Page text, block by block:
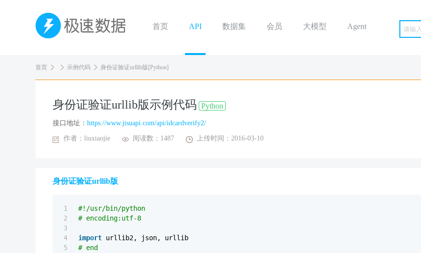
首页 API 数据集 会员 大模型 Agent
首页 示例代码 身份证验证urllib版[Python]
身份证验证urllib版示例代码 Python
接口地址： https://www.jisuapi.com/api/idcardverify2/
作者：liuxiaojie 阅读数：1487 上传时间：2016-03-10
身份证验证urllib版
1
2
3
4
5
#!/usr/bin/python
# encoding:utf-8
import urllib2, json, urllib
# end